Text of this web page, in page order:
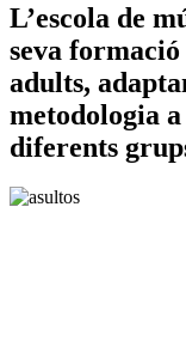
L’escola de
seva
adults,
metodologia a
diferents